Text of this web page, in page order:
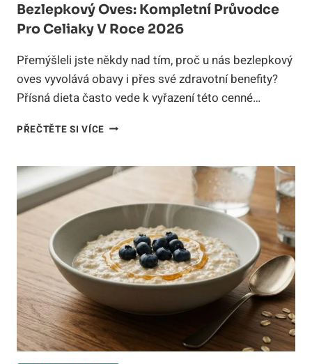
Bezlepkový Oves: Kompletní Průvodce
Pro Celiaky V Roce 2026
Přemýšleli jste někdy nad tím, proč u nás bezlepkový
oves vyvolává obavy i přes své zdravotní benefity?
Přísná dieta často vede k vyřazení této cenné…
PŘEČTĚTE SI VÍCEBEZLEPKOVÝ
PRŮVODCE
PRO
V
ROCE
2026